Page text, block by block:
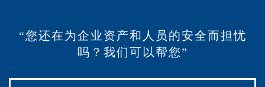
“您还在为企业资产和人员的安全而担忧
吗？我们可以帮您”